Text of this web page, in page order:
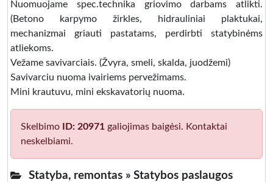
Nuomuojame spec.technika griovimo darbams atlikti.
(Betono karpymo žirkles, hidrauliniai plaktukai,
mechanizmai griauti pastatams, perdirbti statybinėms
atliekoms.
Vežame savivarciais. (Žvyra, smeli, skalda, juodžemi)
Savivarciu nuoma ivairiems pervežimams.
Mini krautuvu, mini ekskavatorių nuoma.
Skelbimo ID: 20971 galiojimas baigėsi. Kontaktai
neskelbiami.
Statyba, remontas » Statybos paslaugos